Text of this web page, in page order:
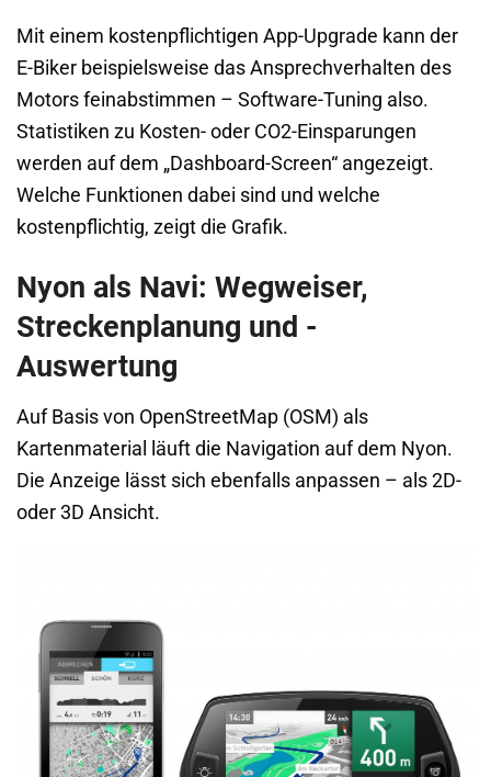
Mit einem kostenpflichtigen App-Upgrade kann der
E-Biker beispielsweise das Ansprechverhalten des
Motors feinabstimmen – Software-Tuning also.
Statistiken zu Kosten- oder CO2-Einsparungen
werden auf dem „Dashboard-Screen“ angezeigt.
Welche Funktionen dabei sind und welche
kostenpflichtig, zeigt die Grafik.
Nyon als Navi: Wegweiser,
Streckenplanung und -
Auswertung
Auf Basis von OpenStreetMap (OSM) als
Kartenmaterial läuft die Navigation auf dem Nyon.
Die Anzeige lässt sich ebenfalls anpassen – als 2D-
oder 3D Ansicht.